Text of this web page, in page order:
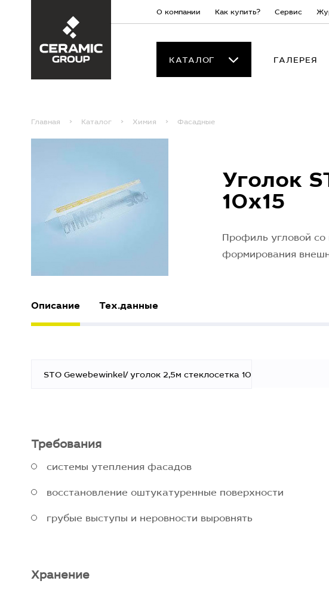
О компании Как купить? Сервис
КАТАЛОГ ГАЛЕРЕЯ
Главная Каталог Химия Фасадные
Уголок
10х15
Профиль угловой со
формирования
Описание Тех.данные
STO Gewebewinkel/ уголок 2,5м стеклосетка 10х15
Требования
системы утепления фасадов
восстановление оштукатуренные поверхности
грубые выступы и неровности выровнять
Хранение